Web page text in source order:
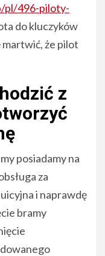
pl/496-piloty-
do kluczyków
martwić, że pilot
z
posiadamy na
za
i naprawdę
bramy